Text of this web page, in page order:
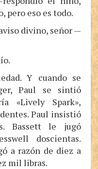
pero eso es todo.
divino, señor —
Y cuando se
Paul se sintió
«Lively Spark»,
Paul insistió
Bassett le jugó
doscientas.
a razón de diez a
mil libras.